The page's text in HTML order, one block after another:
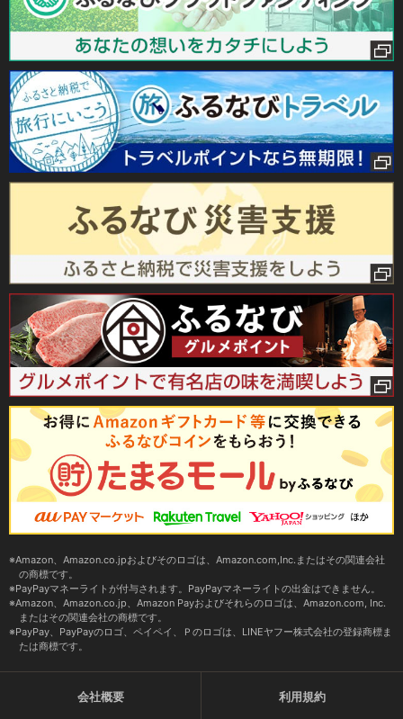
Amazon、Amazon.co.jpおよびそのロゴは、Amazon.com,Inc.またはその関連会社
の商標です。
PayPayマネーライトが付与されます。PayPayマネーライトの出金はできません。
Amazon、Amazon.co.jp、Amazon Payおよびそれらのロゴは、Amazon.com, Inc.
またはその関連会社の商標です。
PayPay、PayPayのロゴ、ペイペイ、Ｐのロゴは、LINEヤフー株式会社の登録商標ま
たは商標です。
会社概要 利用規約